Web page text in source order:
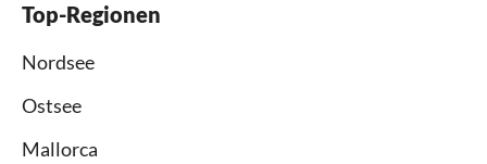
Top-Regionen
Nordsee
Ostsee
Mallorca